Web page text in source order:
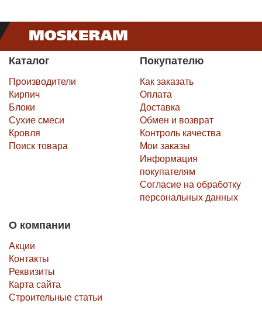
Каталог
Производители
Кирпич
Блоки
Сухие смеси
Кровля
Поиск товара
Покупателю
Как заказать
Оплата
Доставка
Обмен и возврат
Контроль качества
Мои заказы
Информация
покупателям
Согласие на обработку
персональных данных
О компании
Акции
Контакты
Реквизиты
Карта сайта
Строительные статьи